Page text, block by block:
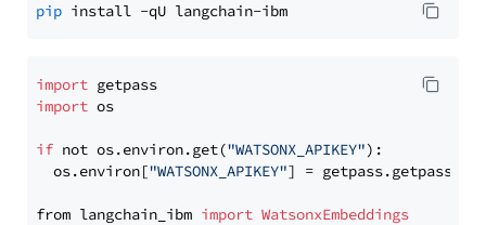
pip
import
import os
if not os.environ.get("WATSONX_APIKEY"):
  os.environ[
"WATSONX_APIKEY"] = getpass.getpass(
from langchain_ibm import WatsonxEmbeddings